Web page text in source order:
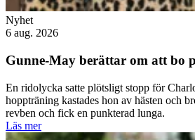
Nyhet
6 aug. 2026
Gunne-May berättar om att bo
En ridolycka satte plötsligt stopp för
hoppträning kastades hon av hästen och
revben och fick en punkterad lunga.
Läs mer